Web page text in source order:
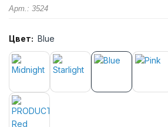
Арт.: 3524
Цвет: Blue